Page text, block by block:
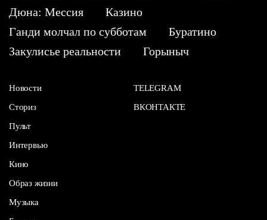
Дюна: Мессия
Казино
Ганди молчал по субботам
Буратино
Закулисье реальности
Горыныч
Новости
Сториз
Пульт
Интервью
Кино
Образ жизни
Музыка
TELEGRAM
ВКОНТАКТЕ